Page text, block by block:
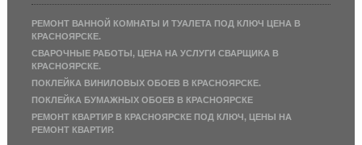
РЕМОНТ ВАННОЙ КОМНАТЫ И ТУАЛЕТА ПОД КЛЮЧ ЦЕНА В
КРАСНОЯРСКЕ.
СВАРОЧНЫЕ РАБОТЫ, ЦЕНА НА УСЛУГИ СВАРЩИКА В
КРАСНОЯРСКЕ.
ПОКЛЕЙКА ВИНИЛОВЫХ ОБОЕВ В КРАСНОЯРСКЕ.
ПОКЛЕЙКА БУМАЖНЫХ ОБОЕВ В КРАСНОЯРСКЕ
РЕМОНТ КВАРТИР В КРАСНОЯРСКЕ ПОД КЛЮЧ, ЦЕНЫ НА
РЕМОНТ КВАРТИР.